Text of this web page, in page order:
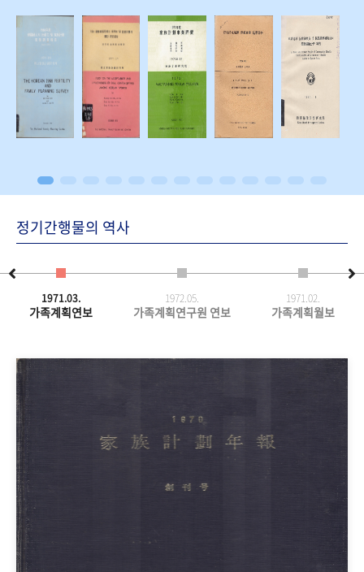
정기간행물의 역사
1971.03.
가족계획연보
1972.05.
가족계획연구원 연보
1971.02.
가족계획월보